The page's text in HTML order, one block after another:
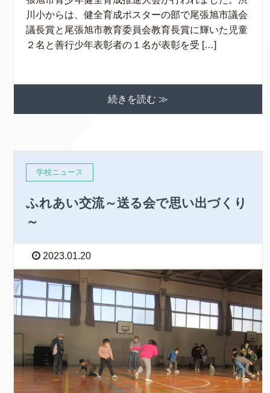
川小からは、健全育成ポスターの部で尾張旭市議会
議長賞と尾張旭市教育委員会教育長賞に輝いた児童
２名と善行少年表彰者の１名が表彰を受 […]
続きを読む ≫
学校ニュース
ふれあい交流～送る会で思い出づくり
～
2023.01.20